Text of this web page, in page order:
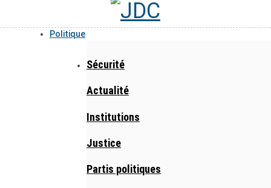
Politique
Sécurité
Actualité
Institutions
Justice
Partis politiques